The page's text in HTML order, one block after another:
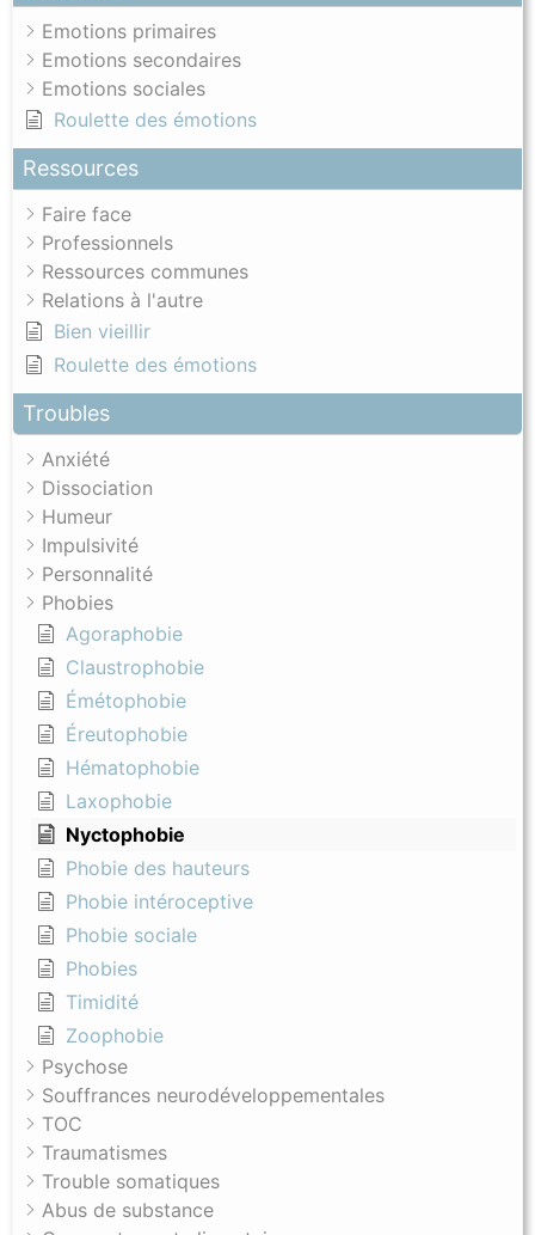
Emotions primaires
Emotions secondaires
Emotions sociales
Roulette des émotions
Ressources
Faire face
Professionnels
Ressources communes
Relations à l'autre
Bien vieillir
Roulette des émotions
Troubles
Anxiété
Dissociation
Humeur
Impulsivité
Personnalité
Phobies
Agoraphobie
Claustrophobie
Émétophobie
Éreutophobie
Hématophobie
Laxophobie
Nyctophobie
Phobie des hauteurs
Phobie intéroceptive
Phobie sociale
Phobies
Timidité
Zoophobie
Psychose
Souffrances neurodéveloppementales
TOC
Traumatismes
Trouble somatiques
Abus de substance